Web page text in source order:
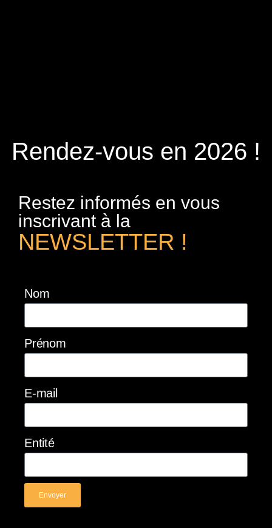
Rendez-vous en 2026 !
Restez informés en vous
inscrivant à la
NEWSLETTER !
Nom
Prénom
E-mail
Entité
Envoyer